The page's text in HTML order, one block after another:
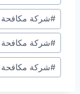
#شركة مكافحة
#شركة مكافحة
#شركة مكافحة